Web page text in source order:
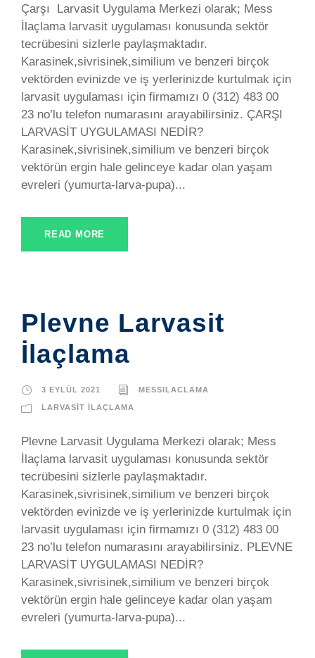
Çarşı Larvasit Uygulama Merkezi olarak; Mess
İlaçlama larvasit uygulaması konusunda sektör
tecrübesini sizlerle paylaşmaktadır.
Karasinek,sivrisinek,similium ve benzeri birçok
vektörden evinizde ve iş yerlerinizde kurtulmak için
larvasit uygulaması için firmamızı 0 (312) 483 00
23 no’lu telefon numarasını arayabilirsiniz. ÇARŞI
LARVASİT UYGULAMASI NEDİR?
Karasinek,sivrisinek,similium ve benzeri birçok
vektörün ergin hale gelinceye kadar olan yaşam
evreleri (yumurta-larva-pupa)...
READ MORE
Plevne Larvasit
İlaçlama
3 EYLÜL 2021 MESSILACLAMA
LARVASIT İLAÇLAMA
Plevne Larvasit Uygulama Merkezi olarak; Mess
İlaçlama larvasit uygulaması konusunda sektör
tecrübesini sizlerle paylaşmaktadır.
Karasinek,sivrisinek,similium ve benzeri birçok
vektörden evinizde ve iş yerlerinizde kurtulmak için
larvasit uygulaması için firmamızı 0 (312) 483 00
23 no’lu telefon numarasını arayabilirsiniz. PLEVNE
LARVASİT UYGULAMASI NEDİR?
Karasinek,sivrisinek,similium ve benzeri birçok
vektörün ergin hale gelinceye kadar olan yaşam
evreleri (yumurta-larva-pupa)...